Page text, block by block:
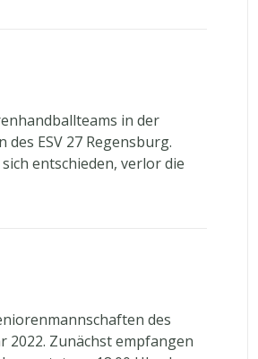
in der
ESV 27 Regensburg.
entschieden, verlor die
des
2022. Zunächst empfangen